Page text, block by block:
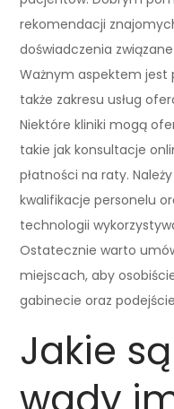
rekomendacji
doświadczenia
Ważnym aspektem jest
także zakresu usług
Niektóre kliniki mogą
takie jak konsultacje
płatności na raty.
kwalifikacje personelu
technologii
Ostatecznie warto
miejscach, aby
gabinecie oraz
Jakie